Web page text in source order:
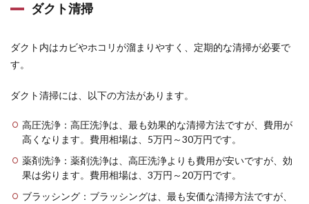
ダクト清掃
ダクト内はカビやホコリが溜まりやすく、定期的な清掃が必要で
す。
ダクト清掃には、以下の方法があります。
高圧洗浄：高圧洗浄は、最も効果的な清掃方法ですが、費用が
高くなります。費用相場は、5万円～30万円です。
薬剤洗浄：薬剤洗浄は、高圧洗浄よりも費用が安いですが、効
果は劣ります。費用相場は、3万円～20万円です。
ブラッシング：ブラッシングは、最も安価な清掃方法ですが、